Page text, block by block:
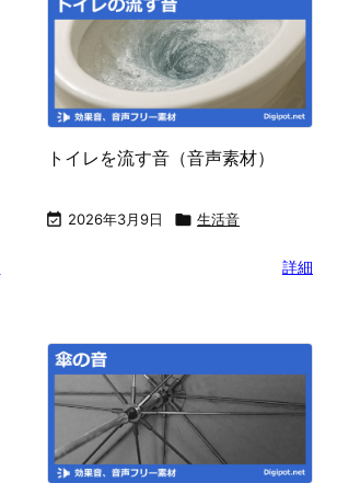
トイレを流す音（音声素材）
 2026年3月9日  生活音
詳細